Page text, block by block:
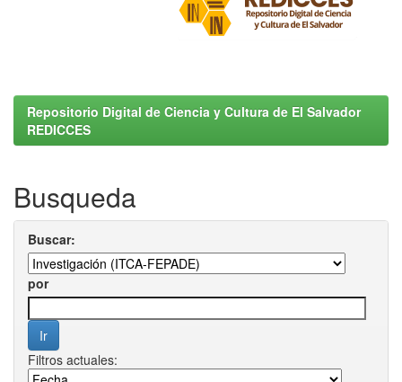
Repositorio Digital de Ciencia y Cultura de El Salvador
REDICCES
Busqueda
Buscar:
por
Filtros actuales: